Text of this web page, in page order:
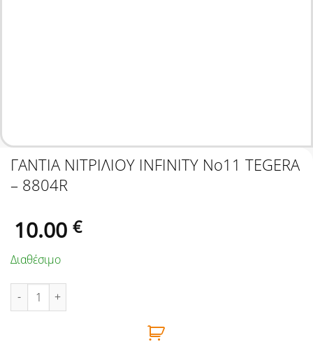
ΓΑΝΤΙΑ ΝΙΤΡΙΛΙΟΥ INFINITY Νο11 TEGERA
– 8804R
10.00 €
Διαθέσιμο
ΓΑΝΤΙΑ ΝΙΤΡΙΛΙΟΥ INFINITY Νο11 TEGERA - 8804R ποσότητα